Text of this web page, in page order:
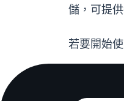
儲，可提
若要開始